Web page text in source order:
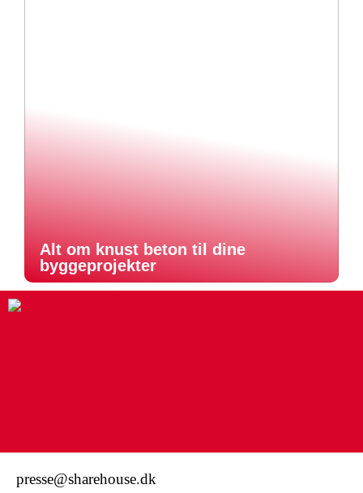
Alt om knust beton til dine
byggeprojekter
presse@sharehouse.dk